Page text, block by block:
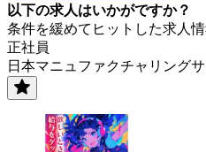
以下の求人はいかがですか？
条件を緩めてヒットした求人
正社員
日本マニュファクチャリング